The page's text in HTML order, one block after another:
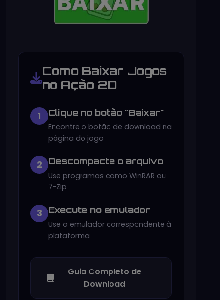
Como Baixar Jogos
no Ação 2D
1 Clique no botão "Baixar"
Encontre o botão de download na
página do jogo
2 Descompacte o arquivo
Use programas como WinRAR ou
7-Zip
3 Execute no emulador
Use o emulador correspondente à
plataforma
Guia Completo de
Download